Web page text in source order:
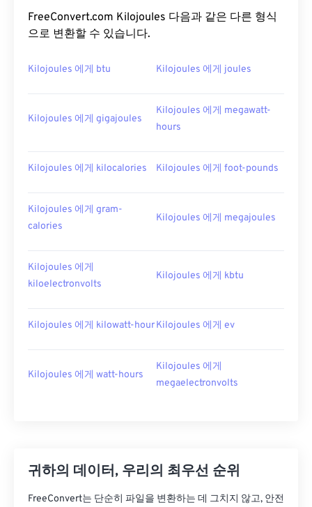
FreeConvert.com Kilojoules 다음과 같은 다른 형식
으로 변환할 수 있습니다.
Kilojoules 에게 btu Kilojoules 에게 joules
Kilojoules 에게 gigajoules
Kilojoules 에게 megawatt-
hours
Kilojoules 에게 kilocalories Kilojoules 에게 foot-pounds
Kilojoules 에게 gram-
calories
Kilojoules 에게 megajoules
Kilojoules 에게
kiloelectronvolts
Kilojoules 에게 kbtu
Kilojoules 에게 kilowatt-hourKilojoules 에게 ev
Kilojoules 에게 watt-hours
Kilojoules 에게
megaelectronvolts
귀하의 데이터, 우리의 최우선 순위
FreeConvert는 단순히 파일을 변환하는 데 그치지 않고, 안전